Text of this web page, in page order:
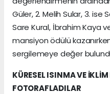
Güler, 2. Melih Sular, 3. ise
Sare Kural, İbrahim Kaya
mansiyon ödülü
sergilemeye değer
KÜRESEL ISINMA VE
FOTORAFLADILAR